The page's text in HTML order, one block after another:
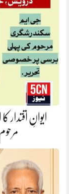
ایوانِ اقتدار